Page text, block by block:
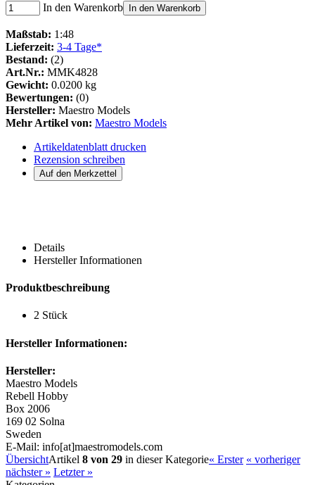
In den Warenkorb In den Warenkorb
Maßstab: 1:48
Lieferzeit: 3-4 Tage*
Bestand: (2)
Art.Nr.: MMK4828
Gewicht: 0.0200 kg
Bewertungen: (0)
Hersteller: Maestro Models
Mehr Artikel von: Maestro Models
Artikeldatenblatt drucken
Rezension schreiben
Details
Hersteller Informationen
Produktbeschreibung
2 Stück
Hersteller Informationen:
Hersteller:
Maestro Models
Rebell Hobby
Box 2006
169 02 Solna
Sweden
E-Mail: info[at]maestromodels.com
ÜbersichtArtikel 8 von 29 in dieser Kategorie« Erster « vorheriger
nächster » Letzter »